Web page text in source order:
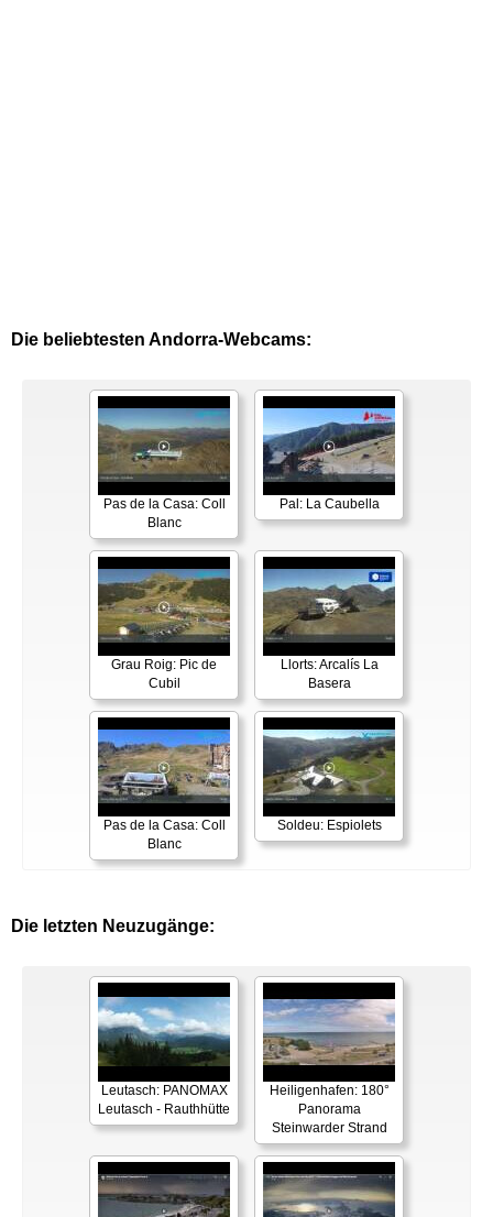
Die beliebtesten Andorra-Webcams:
Pas de la Casa: Coll
Blanc
Pal: La Caubella
Grau Roig: Pic de
Cubil
Llorts: Arcalís La
Basera
Pas de la Casa: Coll
Blanc
Soldeu: Espiolets
Die letzten Neuzugänge:
Leutasch: PANOMAX
Leutasch - Rauthhütte
Heiligenhafen: 180°
Panorama
Steinwarder Strand